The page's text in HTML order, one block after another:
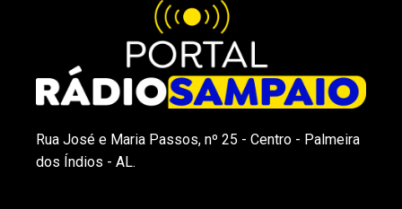
Rua José e Maria Passos, nº 25 - Centro - Palmeira
dos Índios - AL.